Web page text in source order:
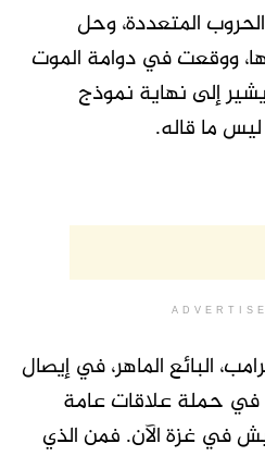
المتعددة، وحل
ووقعت في دوامة الموت
إلى نهاية نموذج
ليس ما قاله.
البائع الماهر، في إيصال
في حملة علاقات عامة
في غزة الآن. فمن الذي